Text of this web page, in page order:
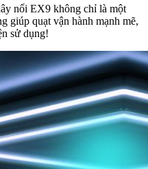
nối EX9 không chỉ là một
giúp quạt vận hành mạnh mẽ,
sử dụng!